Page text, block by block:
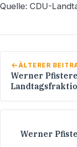
Quelle: CDU-
ÄLTERER
Werner
Werner